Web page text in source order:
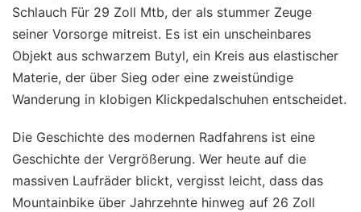
Schlauch Für 29 Zoll Mtb, der als stummer Zeuge
seiner Vorsorge mitreist. Es ist ein unscheinbares
Objekt aus schwarzem Butyl, ein Kreis aus elastischer
Materie, der über Sieg oder eine zweistündige
Wanderung in klobigen Klickpedalschuhen entscheidet.
Die Geschichte des modernen Radfahrens ist eine
Geschichte der Vergrößerung. Wer heute auf die
massiven Laufräder blickt, vergisst leicht, dass das
Mountainbike über Jahrzehnte hinweg auf 26 Zoll